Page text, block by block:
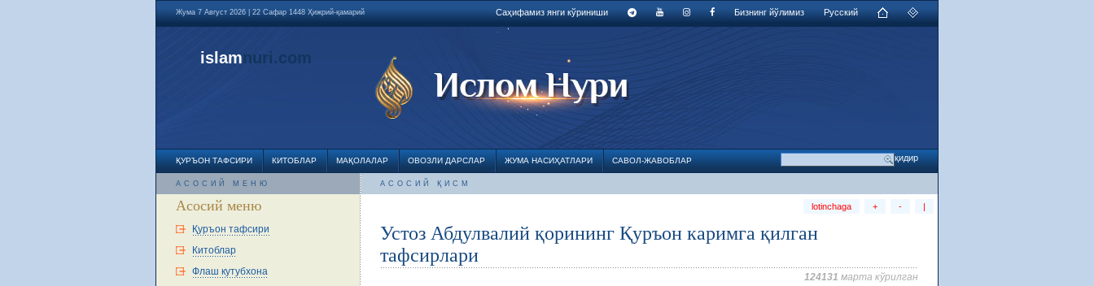
Жума 7 Август 2026 | 22 Сафар 1448 Ҳижрий-қамарий Русский
Бизнинг йўлимиз
Саҳифамиз янги кўриниши
islamnuri.com
ҚУРЪОН ТАФСИРИ КИТОБЛАР МАҚОЛАЛАР ОВОЗЛИ ДАРСЛАР ЖУМА НАСИҲАТЛАРИ САВОЛ-ЖАВОБЛАР
АСОСИЙ МЕНЮ
Асосий меню
Қуръон тафсири
Китоблар
Флаш кутубхона
АСОСИЙ ҚИСМ
lotinchaga + - |
Устоз Абдулвалий қорининг Қуръон каримга қилган
тафсирлари
124131 марта кўрилган